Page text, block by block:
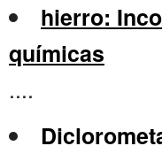
hierro:
químicas
....